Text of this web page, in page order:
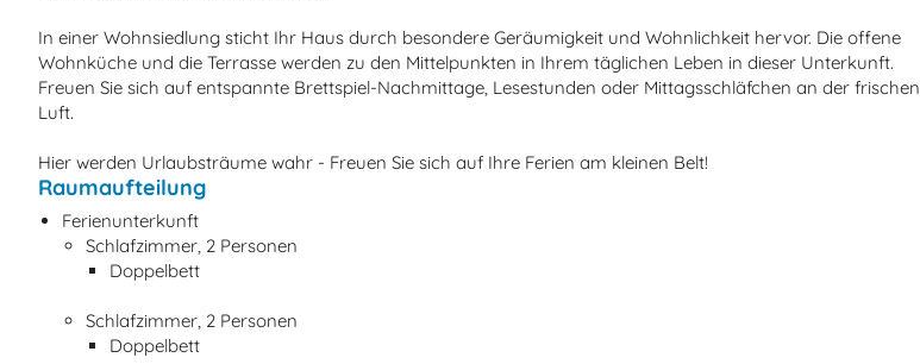
In einer Wohnsiedlung sticht Ihr Haus durch besondere Geräumigkeit und Wohnlichkeit hervor. Die offene
Wohnküche und die Terrasse werden zu den Mittelpunkten in Ihrem täglichen Leben in dieser Unterkunft.
Freuen Sie sich auf entspannte Brettspiel-Nachmittage, Lesestunden oder Mittagsschläfchen an der frischen
Luft.
Hier werden Urlaubsträume wahr - Freuen Sie sich auf Ihre Ferien am kleinen Belt!
Raumaufteilung
Ferienunterkunft
Schlafzimmer, 2 Personen
Doppelbett
Schlafzimmer, 2 Personen
Doppelbett